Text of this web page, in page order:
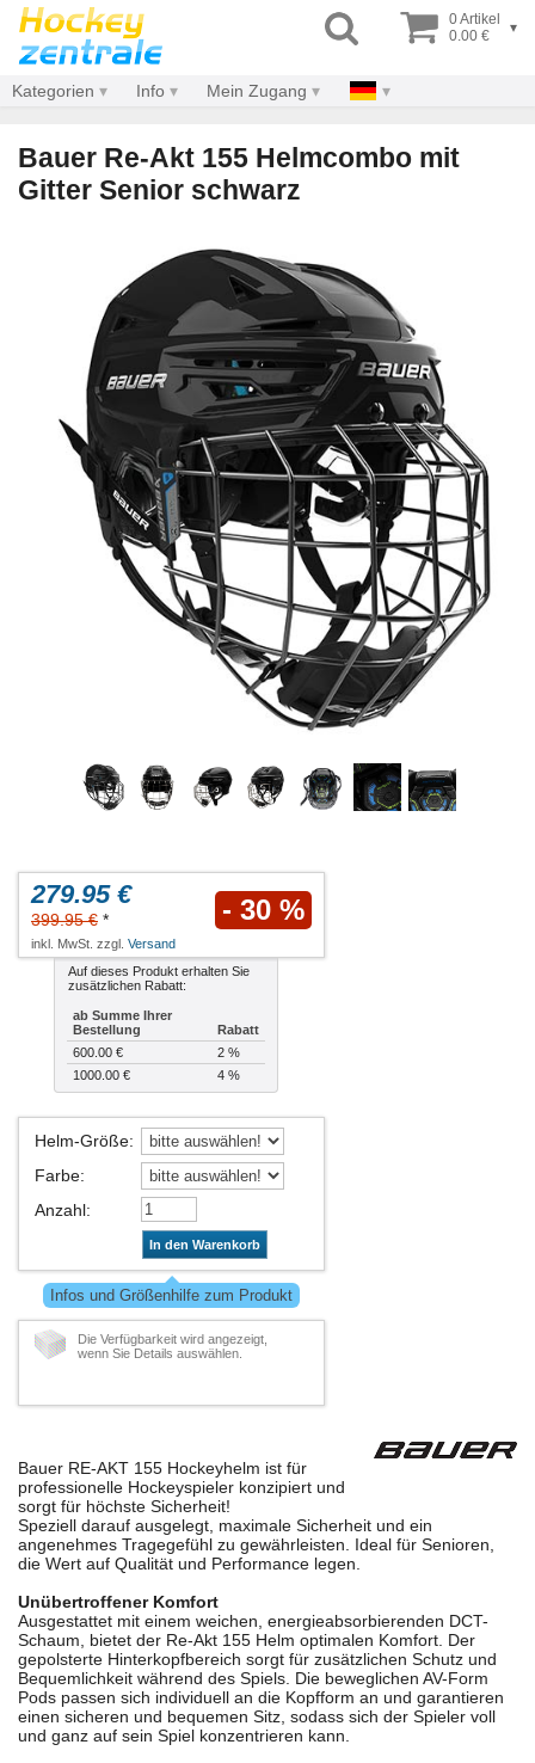
0 Artikel
0.00 €
▾
Kategorien Info Mein Zugang
Bauer Re-Akt 155 Helmcombo mit
Gitter Senior schwarz
279.95 €
399.95 € * - 30 %
inkl. MwSt. zzgl. Versand
Auf dieses Produkt erhalten Sie
zusätzlichen Rabatt:
ab Summe Ihrer
Bestellung
Rabatt
600.00 €
2 %
1000.00 €
4 %
Helm-Größe:
Farbe:
Anzahl:
In den Warenkorb
Infos und Größenhilfe zum Produkt
Die Verfügbarkeit wird angezeigt,
wenn Sie Details auswählen.
Bauer RE-AKT 155 Hockeyhelm ist für
professionelle Hockeyspieler konzipiert und
sorgt für höchste Sicherheit!
Speziell darauf ausgelegt, maximale Sicherheit und ein
angenehmes Tragegefühl zu gewährleisten. Ideal für Senioren,
die Wert auf Qualität und Performance legen.
Unübertroffener Komfort
Ausgestattet mit einem weichen, energieabsorbierenden DCT-
Schaum, bietet der Re-Akt 155 Helm optimalen Komfort. Der
gepolsterte Hinterkopfbereich sorgt für zusätzlichen Schutz und
Bequemlichkeit während des Spiels. Die beweglichen AV-Form
Pods passen sich individuell an die Kopfform an und garantieren
einen sicheren und bequemen Sitz, sodass sich der Spieler voll
und ganz auf sein Spiel konzentrieren kann.